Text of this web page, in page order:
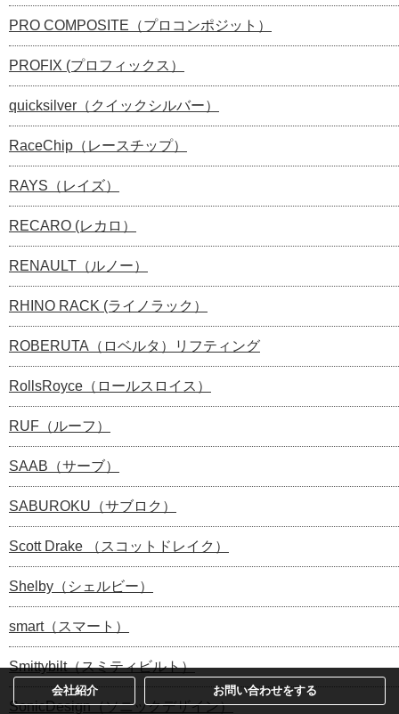
PRO COMPOSITE（プロコンポジット）
PROFIX (プロフィックス）
quicksilver（クイックシルバー）
RaceChip（レースチップ）
RAYS（レイズ）
RECARO (レカロ）
RENAULT（ルノー）
RHINO RACK (ライノラック）
ROBERUTA（ロベルタ）リフティング
RollsRoyce（ロールスロイス）
RUF（ルーフ）
SAAB（サーブ）
SABUROKU（サブロク）
Scott Drake （スコットドレイク）
Shelby（シェルビー）
smart（スマート）
Smittybilt（スミティビルト）
SonicDesign（ソニックデザイン）
会社紹介 お問い合わせをする